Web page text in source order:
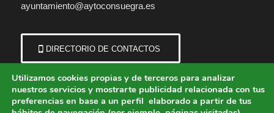
ayuntamiento@aytoconsuegra.es
DIRECTORIO DE CONTACTOS
Utilizamos cookies propias y de terceros para analizar
nuestros servicios y mostrarte publicidad relacionada con tus
preferencias en base a un perfil elaborado a partir de tus